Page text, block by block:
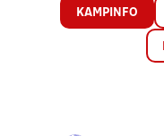
KAMPINFO